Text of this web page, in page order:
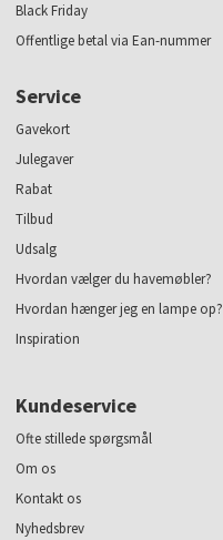
Black Friday
Offentlige betal via Ean-nummer
Service
Gavekort
Julegaver
Rabat
Tilbud
Udsalg
Hvordan vælger du havemøbler?
Hvordan hænger jeg en lampe op?
Inspiration
Kundeservice
Ofte stillede spørgsmål
Om os
Kontakt os
Nyhedsbrev